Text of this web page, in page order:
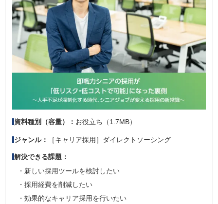
資料種別（容量）： お役立ち（1.7MB）
ジャンル： ［キャリア採用］ダイレクトソーシング
解決できる課題：
新しい採用ツールを検討したい
採用経費を削減したい
効果的なキャリア採用を行いたい